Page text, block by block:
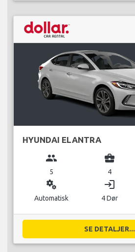
HYUNDAI ELANTRA
group
5
business_center
4
miscellaneous_services
Automatisk
login
4 Dør
SE DETALJER...